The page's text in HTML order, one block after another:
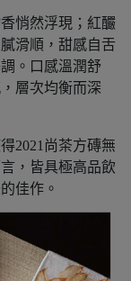
悄然浮現；紅釅
滑順，甜感自舌
。口感溫潤舒
層次均衡而深
2021尚茶方磚無
，皆具極高品飲
佳作。